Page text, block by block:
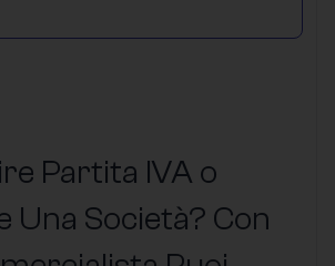
Partita IVA o
Una Società? Con